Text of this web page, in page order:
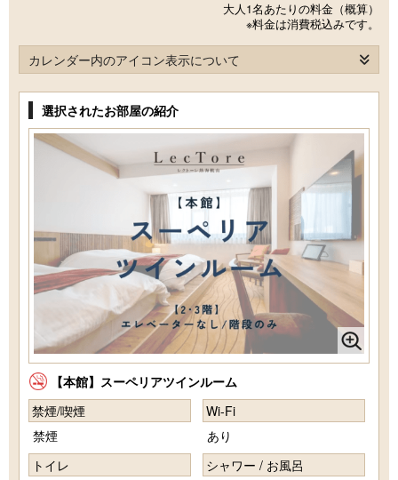
大人1名あたりの料金（概算）
※料金は消費税込みです。
カレンダー内のアイコン表示について
選択されたお部屋の紹介
【本館】スーペリアツインルーム
禁煙/喫煙
禁煙
Wi-Fi
あり
トイレ
シャワー / お風呂